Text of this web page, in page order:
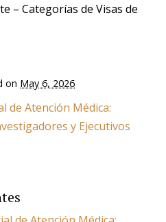
– Categorías de Visas de
on May 6, 2026
de Atención Médica:
y Ejecutivos